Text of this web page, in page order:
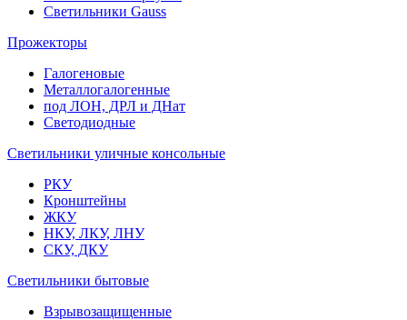
Светильники Gauss
Прожекторы
Галогеновые
Металлогалогенные
под ЛОН, ДРЛ и ДНат
Светодиодные
Светильники уличные консольные
РКУ
Кронштейны
ЖКУ
НКУ, ЛКУ, ЛНУ
СКУ, ДКУ
Светильники бытовые
Взрывозащищенные